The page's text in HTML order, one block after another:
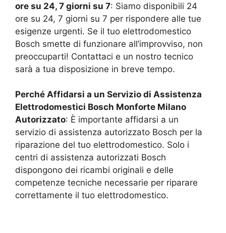
ore su 24, 7 giorni su 7: Siamo disponibili 24
ore su 24, 7 giorni su 7 per rispondere alle tue
esigenze urgenti. Se il tuo elettrodomestico
Bosch smette di funzionare all’improvviso, non
preoccuparti! Contattaci e un nostro tecnico
sarà a tua disposizione in breve tempo.
Perché Affidarsi a un Servizio di Assistenza
Elettrodomestici Bosch Monforte Milano
Autorizzato: È importante affidarsi a un
servizio di assistenza autorizzato Bosch per la
riparazione del tuo elettrodomestico. Solo i
centri di assistenza autorizzati Bosch
dispongono dei ricambi originali e delle
competenze tecniche necessarie per riparare
correttamente il tuo elettrodomestico.